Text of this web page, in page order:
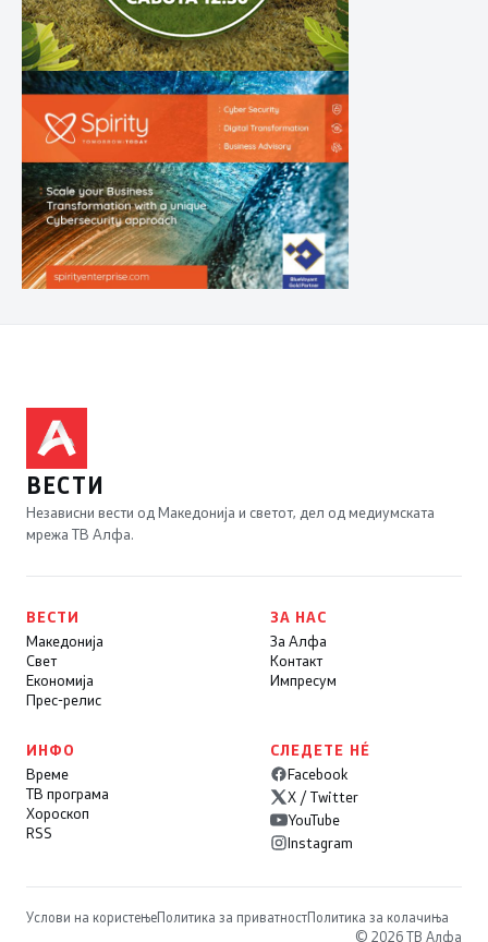
ВЕСТИ
Независни вести од Македонија и светот, дел од медиумската
мрежа ТВ Алфа.
ВЕСТИ
Македонија
Свет
Економија
Прес-релис
ЗА НАС
За Алфа
Контакт
Импресум
ИНФО
Време
ТВ програма
Хороскоп
RSS
СЛЕДЕТЕ НÉ
Facebook
X / Twitter
YouTube
Instagram
Услови на користењеПолитика за приватностПолитика за колачиња
© 2026 ТВ Алфа